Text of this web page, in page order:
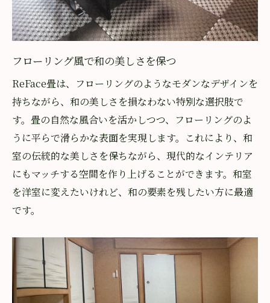
フローリングのようなデザイン性
畳の温かみと洋室の美しさを両立
車いす対応の快適な床材
畳ならではの静音性とクッション性
おしゃれで機能的な住まい作り
畳屋さんの採寸で簡単施工
プロによる正確な採寸サービス
フローリング風畳の迅速な設置
専門業者による安心施工
畳の交換もスムーズに対応
施工後のメンテナンスも安心
車いす対応のフローリング風畳
フローリングに匹敵する耐久性
フローリング風で和の美しさを保つ
ReFace畳は、フローリングのようなモダンなデザインを
持ちながら、和の美しさを損なわない特別な選択肢で
す。畳の自然な風合いを活かしつつ、フローリングのよ
うに平らで滑らかな表面を実現します。これにより、和
室の伝統的な美しさを保ちながら、現代的なインテリア
にもマッチする空間を作り上げることができます。和室
を洋室に変えたいけれど、和の要素を残したい方に最適
です。